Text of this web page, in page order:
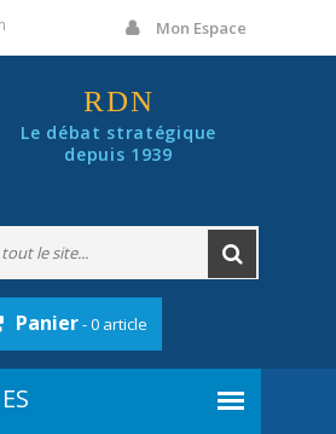
Mon Espace
RDN
Le débat stratégique
depuis 1939
Panier- 0 article